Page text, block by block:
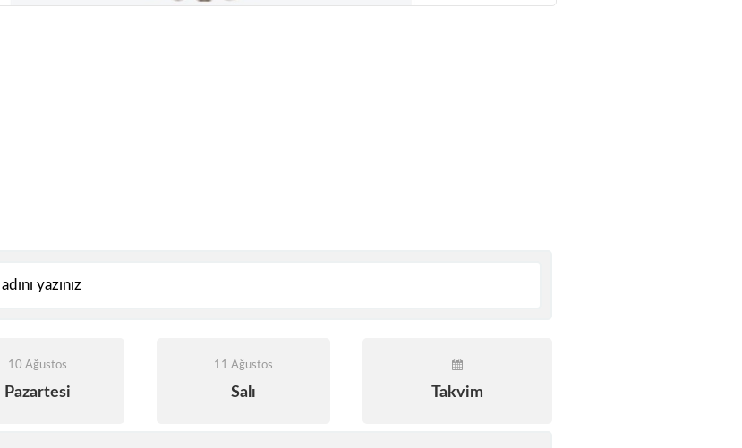
10 Ağustos
Pazartesi
11 Ağustos
Salı Takvim